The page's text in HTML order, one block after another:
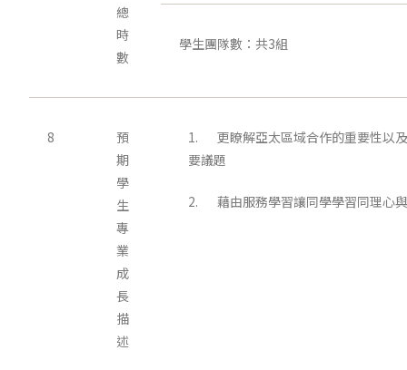
總
時
數
學生團隊數：共3組
8
預
期
學
生
專
業
成
長
描
述
1. 更瞭解亞太區域合作的重要性以
要議題
2. 藉由服務學習讓同學學習同理心